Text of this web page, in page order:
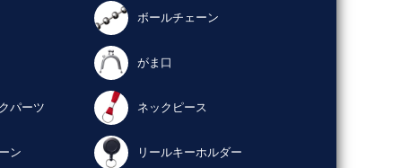
ボールチェーン
がま口
パーツ ネックピース
ン リールキーホルダー